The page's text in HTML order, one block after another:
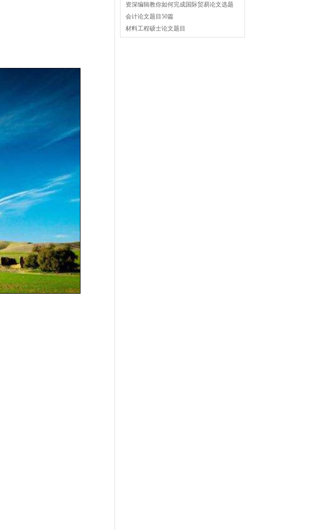
资深编辑教你如何完成国际贸易论文选题
会计论文题目50篇
材料工程硕士论文题目